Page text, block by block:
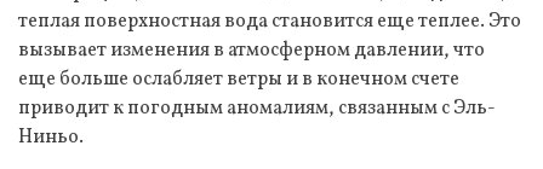
теплая поверхностная вода становится еще теплее. Это
вызывает изменения в атмосферном давлении, что
еще больше ослабляет ветры и в конечном счете
приводит к погодным аномалиям, связанным с Эль-
Ниньо.